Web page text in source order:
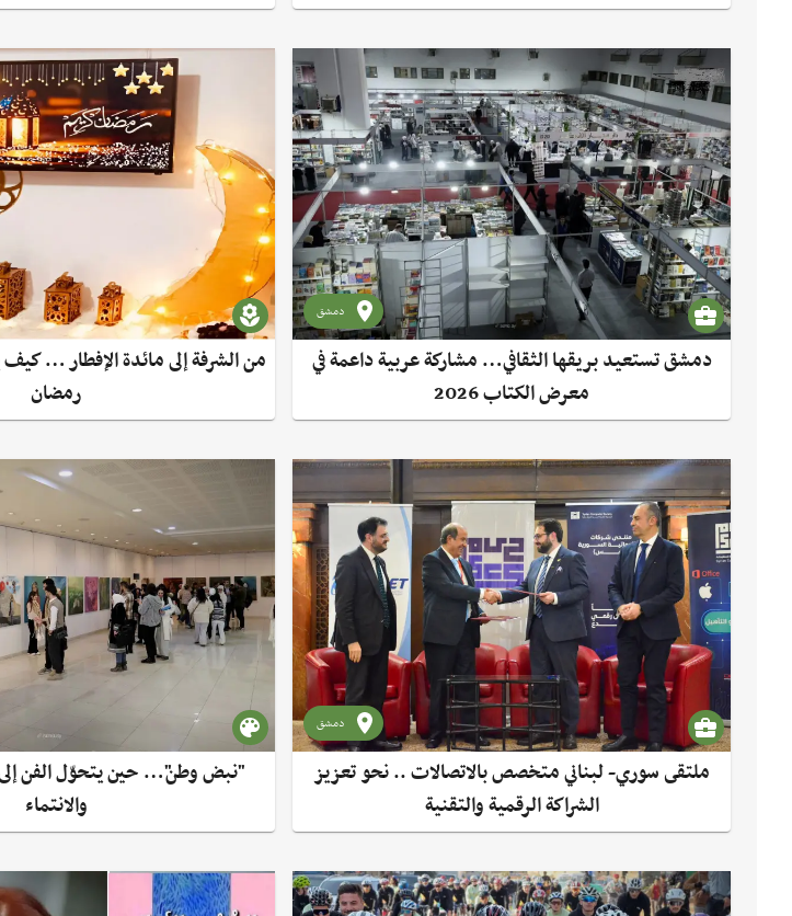
دمشق
دمشق تستعيد بريقها الثقافي… مشاركة عربية داعمة في
معرض الكتاب 2026
من الشرفة إلى مائدة الإفطار …
رمضان
دمشق
ملتقى سوري- لبناني متخصص بالاتصالات .. نحو تعزيز
الشراكة الرقمية والتقنية
"نبض وطن"… حين يتحوّل الفن إلى
والانتماء